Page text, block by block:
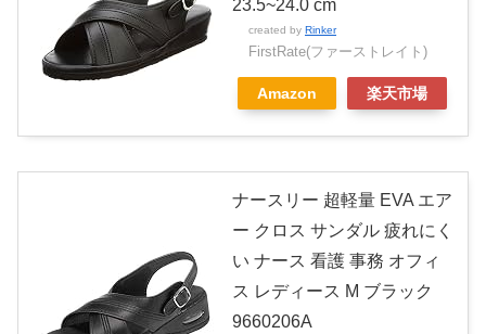
23.5~24.0 cm
created by Rinker
FirstRate(ファーストレイト)
Amazon 楽天市場
ナースリー 超軽量 EVA エア
ー クロス サンダル 疲れにく
い ナース 看護 事務 オフィ
ス レディース M ブラック
9660206A